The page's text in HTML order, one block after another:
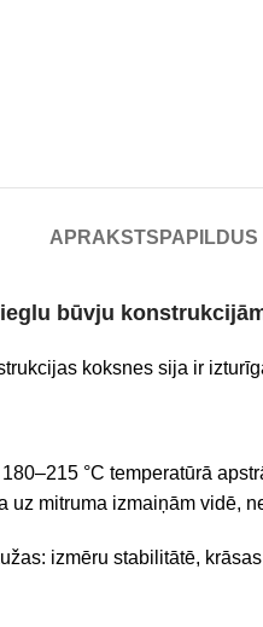
APRAKSTS
būvju
koksnes sija ir
°C temperatūrā
mitruma izmaiņām
izmēru stabilitātē,